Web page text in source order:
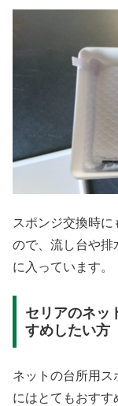
スポンジ交換時
ので、流し台や排
に入っています。
セリアのネッ
すめしたい方
ネットの台所用
にはとてもおすす